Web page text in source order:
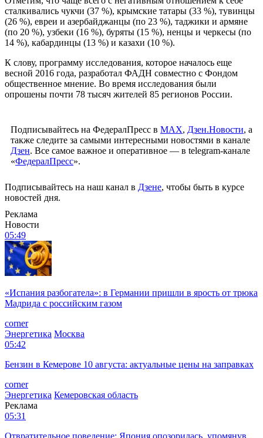
сталкивались чукчи (37 %), крымские татары (33 %), тувинцы
(26 %), евреи и азербайджанцы (по 23 %), таджики и армяне
(по 20 %), узбеки (16 %), буряты (15 %), ненцы и черкесы (по
14 %), кабардинцы (13 %) и казахи (10 %).
К слову, программу исследования, которое началось еще
весной 2016 года, разработал ФАДН совместно с Фондом
общественное мнение. Во время исследования были
опрошены почти 78 тысяч жителей 85 регионов России.
Подписывайтесь на ФедералПресс в МАХ, Дзен.Новости, а
также следите за самыми интересными новостями в канале
Дзен. Все самое важное и оперативное — в telegram-канале
«ФедералПресс».
Подписывайтесь на наш канал в Дзене, чтобы быть в курсе
новостей дня.
Реклама
Новости
05:49
«Испания разбогатела»: в Германии пришли в ярость от трюка
Мадрида с российским газом
corner
Энергетика Москва
05:42
Бензин в Кемерове 10 августа: актуальные цены на заправках
corner
Энергетика Кемеровская область
Реклама
05:31
Отвратительное поведение: Япония опозорилась, упомянув